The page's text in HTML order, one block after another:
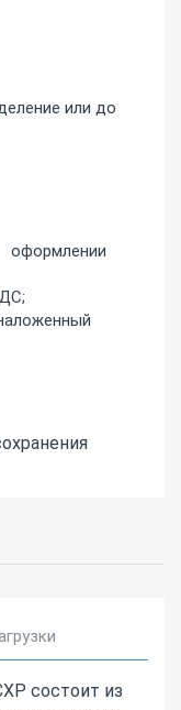
или до
оформлении
состоит из